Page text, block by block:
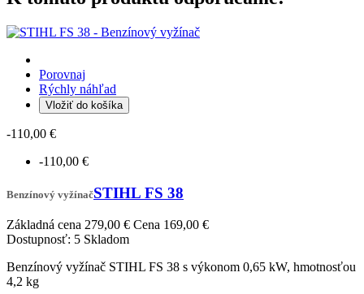
Porovnaj
Rýchly náhľad
Vložiť do košíka
-110,00 €
-110,00 €
Benzínový vyžínačSTIHL FS 38
Základná cena 279,00 € Cena 169,00 €
Dostupnosť: 5 Skladom
Benzínový vyžínač STIHL FS 38 s výkonom 0,65 kW, hmotnosťou
4,2 kg